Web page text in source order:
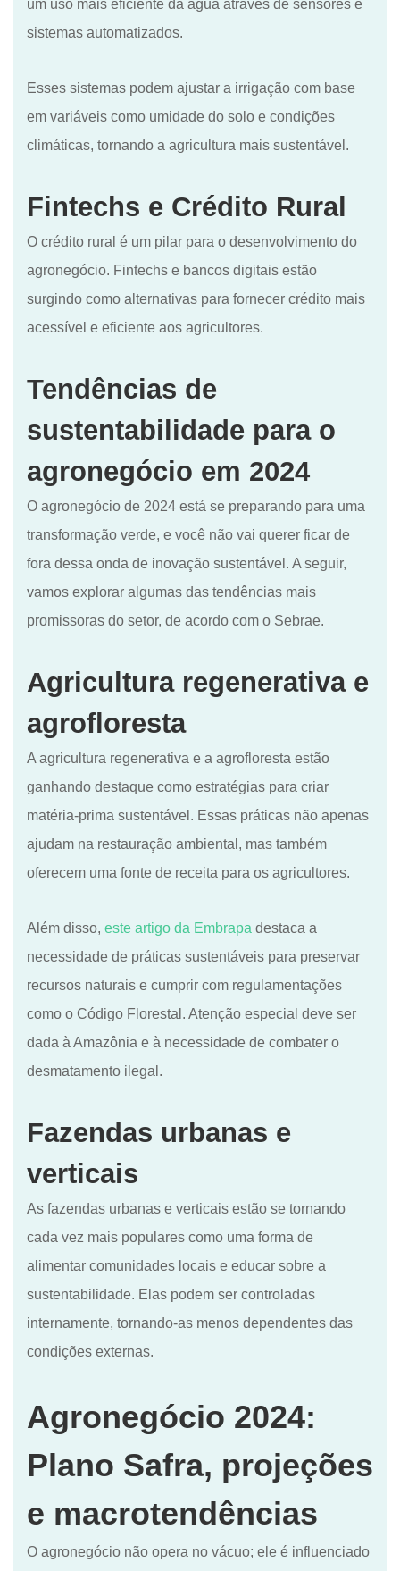
um uso mais eficiente da água através de sensores e
sistemas automatizados.
Esses sistemas podem ajustar a irrigação com base
em variáveis como umidade do solo e condições
climáticas, tornando a agricultura mais sustentável.
Fintechs e Crédito Rural
O crédito rural é um pilar para o desenvolvimento do
agronegócio. Fintechs e bancos digitais estão
surgindo como alternativas para fornecer crédito mais
acessível e eficiente aos agricultores.
Tendências de
sustentabilidade para o
agronegócio em 2024
O agronegócio de 2024 está se preparando para uma
transformação verde, e você não vai querer ficar de
fora dessa onda de inovação sustentável. A seguir,
vamos explorar algumas das tendências mais
promissoras do setor, de acordo com o Sebrae.
Agricultura regenerativa e
agrofloresta
A agricultura regenerativa e a agrofloresta estão
ganhando destaque como estratégias para criar
matéria-prima sustentável. Essas práticas não apenas
ajudam na restauração ambiental, mas também
oferecem uma fonte de receita para os agricultores.
Além disso, este artigo da Embrapa destaca a
necessidade de práticas sustentáveis para preservar
recursos naturais e cumprir com regulamentações
como o Código Florestal. Atenção especial deve ser
dada à Amazônia e à necessidade de combater o
desmatamento ilegal.
Fazendas urbanas e
verticais
As fazendas urbanas e verticais estão se tornando
cada vez mais populares como uma forma de
alimentar comunidades locais e educar sobre a
sustentabilidade. Elas podem ser controladas
internamente, tornando-as menos dependentes das
condições externas.
Agronegócio 2024:
Plano Safra, projeções
e macrotendências
O agronegócio não opera no vácuo; ele é influenciado